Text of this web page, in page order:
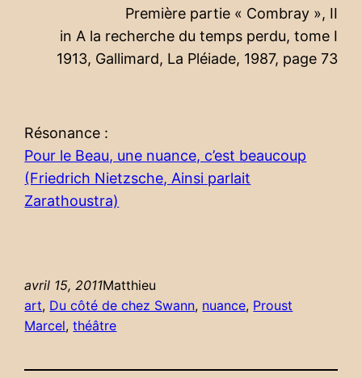
Première partie « Combray », II
in A la recherche du temps perdu, tome I
1913, Gallimard, La Pléiade, 1987, page 73
Résonance :
Pour le Beau, une nuance, c’est beaucoup
(Friedrich Nietzsche, Ainsi parlait
Zarathoustra)
avril 15, 2011Matthieu
art, Du côté de chez Swann, nuance, Proust
Marcel, théâtre